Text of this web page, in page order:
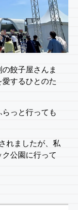
餃子屋さんま
するひとのた
っと行っても
れましたが、私
公園に行って